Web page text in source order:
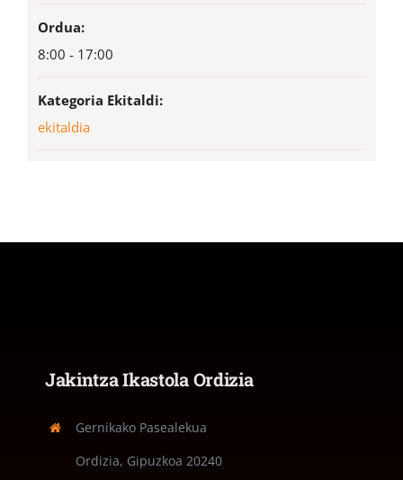
Ordua:
8:00 - 17:00
Kategoria Ekitaldi:
ekitaldia
Jakintza Ikastola Ordizia
Gernikako Pasealekua
Ordizia, Gipuzkoa 20240